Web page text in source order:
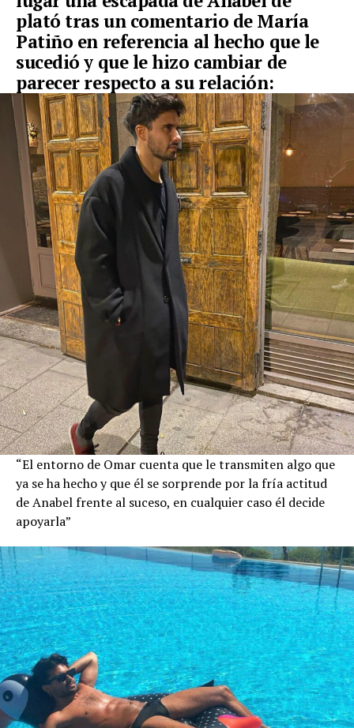
plató tras un comentario de María
Patiño en referencia al hecho que le
sucedió y que le hizo cambiar de
parecer respecto a su relación:
“El entorno de Omar cuenta que le transmiten algo que
ya se ha hecho y que él se sorprende por la fría actitud
de Anabel frente al suceso, en cualquier caso él decide
apoyarla”